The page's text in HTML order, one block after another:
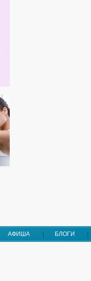
АФИША БЛОГИ